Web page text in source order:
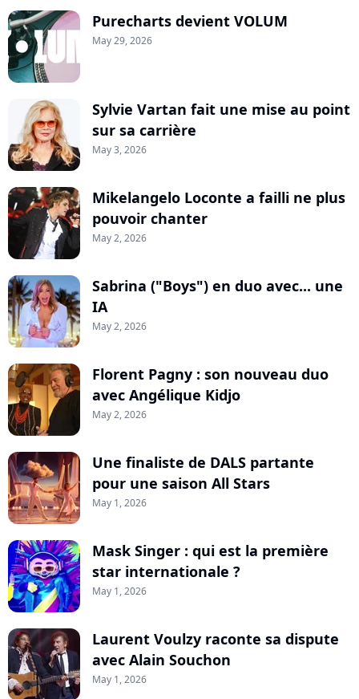
Purecharts devient VOLUM
May 29, 2026
Sylvie Vartan fait une mise au point
sur sa carrière
May 3, 2026
Mikelangelo Loconte a failli ne plus
pouvoir chanter
May 2, 2026
Sabrina ("Boys") en duo avec... une
IA
May 2, 2026
Florent Pagny : son nouveau duo
avec Angélique Kidjo
May 2, 2026
Une finaliste de DALS partante
pour une saison All Stars
May 1, 2026
Mask Singer : qui est la première
star internationale ?
May 1, 2026
Laurent Voulzy raconte sa dispute
avec Alain Souchon
May 1, 2026